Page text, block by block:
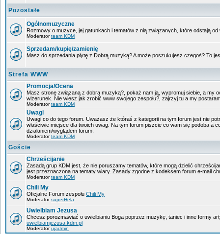
Pozostałe
Ogólnomuzyczne
Rozmowy o muzyce, jej gatunkach i tematów z nią związanych, które odstają od
Moderatorteam KDM
Sprzedam/kupię/zamienię
Masz do sprzedania płytę z Dobrą muzyką? A może poszukujesz czegoś? To
Strefa WWW
Promocja/Ocena
Masz stronę związaną z dobrą muzyką?, pokaż nam ją, wypromuj siebie, a my
wizerunek. Nie wiesz jak zrobić www swojego zespołu?, zajrzyj tu a my
Moderatorteam KDM
Uwagi
Uwagi co do tego forum. Uważasz że któraś z kategorii na tym forum jest nie
właściwie miejsce dla twoich uwag. Na tym forum piszcie co wam się podoba a
działaniem/wyglądem forum.
Moderatorteam KDM
Goście
Chrześcijanie
Zasadą grup KDM jest, że nie poruszamy tematów, które mogą dzielić
jest przeznaczona na tematy wiary. Zasady zgodne z kodeksem forum e-mail
Moderatorteam KDM
Chili My
Oficjalne Forum zespołu Chili My
ModeratorsuperHela
Uwielbiam Jezusa
Chcesz porozmawiać o uwielbianiu Boga poprzez muzykę, taniec i inne formy
uwielbiamjezusa.kdm.pl
Moderatorujadmin